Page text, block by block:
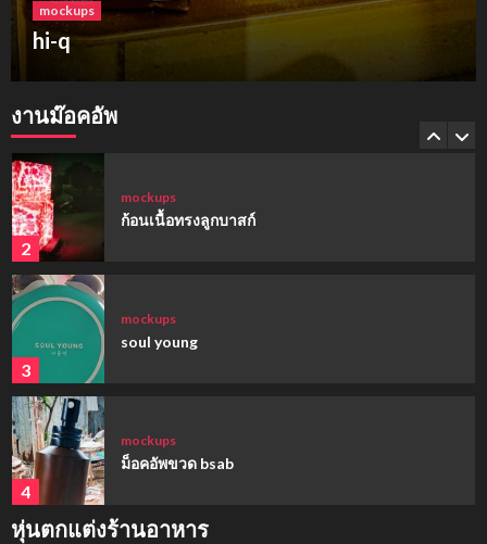
โฟม
ฮาร์เบอร์แลนด์ ขอนแก่น
งานม๊อคอัพ
1
2
mockups
ก้อนเนื้อทรงลูกบาสก์
3
mockups
soul young
4
mockups
ม็อคอัพขวด bsab
หุ่นตกแต่งร้านอาหาร